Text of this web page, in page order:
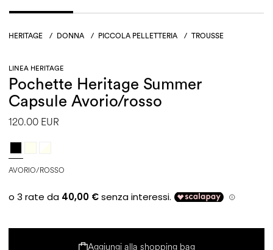
HERITAGE / DONNA / PICCOLA PELLETTERIA / TROUSSE
LINEA HERITAGE
Pochette Heritage Summer
Capsule Avorio/rosso
120.00 EUR
AVORIO/ROSSO
Aggiungi alla shopping bag